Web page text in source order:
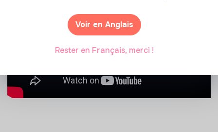
Voir en Anglais
Rester en Français, merci !